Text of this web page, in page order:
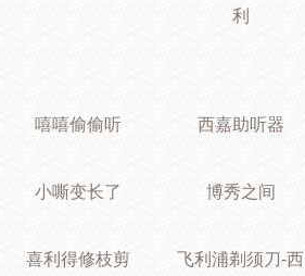
利
嘻嘻偷偷听 西嘉助听器
小嘶变长了 博秀之间
喜利得修枝剪
飞利浦剃须刀-西